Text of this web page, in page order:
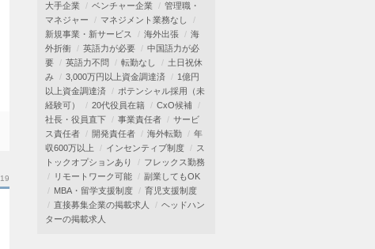
大手企業
ベンチャー企業
管理職・
マネジャー
マネジメント業務なし
新規事業・新サービス
海外出張
海
外折衝
英語力が必要
中国語力が必
要
英語力不問 転勤なし
土日祝休
み
3,000万円以上資金調達済
1億円
以上資金調達済
ポテンシャル採用（未
経験可）
20代役員在籍
CxO候補
社長・役員直下
事業責任者
サービ
ス責任者
開発責任者 海外転勤
年
収600万以上
インセンティブ制度
ス
トックオプションあり
フレックス勤務
リモートワーク可能
副業してもOK
MBA・留学支援制度
育児支援制度
直接募集企業の掲載求人
ヘッドハン
ターの掲載求人